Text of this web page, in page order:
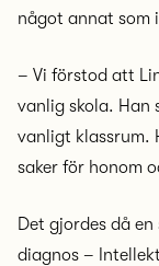
något annat som
– Vi förstod att
vanlig skola. Han
vanligt klassrum.
saker för honom
Det gjordes då
diagnos –